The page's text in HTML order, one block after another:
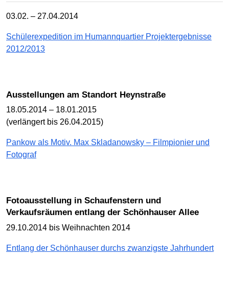
03.02. – 27.04.2014
Schülerexpedition im Humannquartier Projektergebnisse
2012/2013
Ausstellungen am Standort Heynstraße
18.05.2014 – 18.01.2015
(verlängert bis 26.04.2015)
Pankow als Motiv. Max Skladanowsky – Filmpionier und
Fotograf
Fotoausstellung in Schaufenstern und
Verkaufsräumen entlang der Schönhauser Allee
29.10.2014 bis Weihnachten 2014
Entlang der Schönhauser durchs zwanzigste Jahrhundert